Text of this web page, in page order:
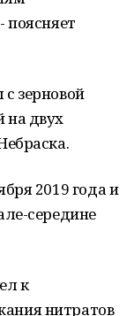
поясняет
зерновой
на двух
2019 года и
середине
к
нитратов